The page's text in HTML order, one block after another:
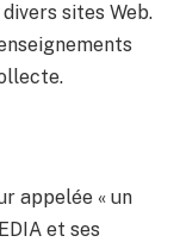
sites Web.
appelée « un
et ses